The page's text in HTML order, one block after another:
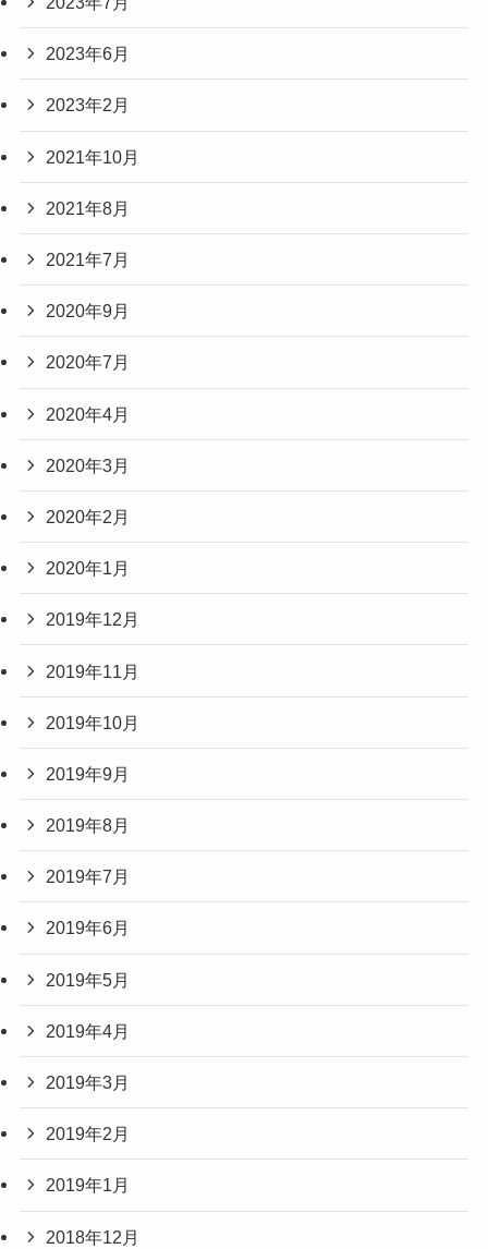
2023年6月
2023年2月
2021年10月
2021年8月
2021年7月
2020年9月
2020年7月
2020年4月
2020年3月
2020年2月
2020年1月
2019年12月
2019年11月
2019年10月
2019年9月
2019年8月
2019年7月
2019年6月
2019年5月
2019年4月
2019年3月
2019年2月
2019年1月
2018年12月